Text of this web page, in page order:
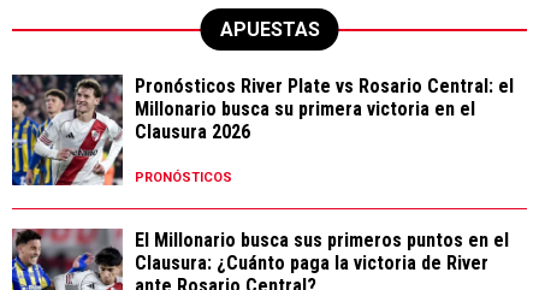
APUESTAS
Pronósticos River Plate vs Rosario Central: el
Millonario busca su primera victoria en el
Clausura 2026
PRONÓSTICOS
El Millonario busca sus primeros puntos en el
Clausura: ¿Cuánto paga la victoria de River